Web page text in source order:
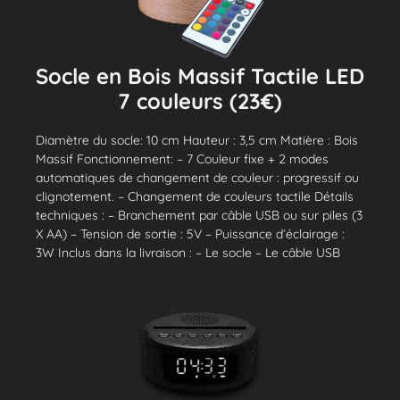
Socle en Bois Massif Tactile LED
7 couleurs (23€)
Diamètre du socle: 10 cm Hauteur : 3,5 cm Matière : Bois
Massif Fonctionnement: – 7 Couleur fixe + 2 modes
automatiques de changement de couleur : progressif ou
clignotement. – Changement de couleurs tactile Détails
techniques : – Branchement par câble USB ou sur piles (3
X AA) – Tension de sortie : 5V – Puissance d’éclairage :
3W Inclus dans la livraison : – Le socle – Le câble USB